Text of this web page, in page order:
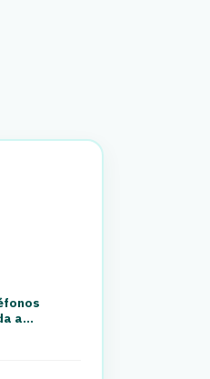
a
2026